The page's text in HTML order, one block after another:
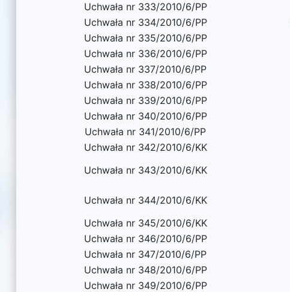
Uchwała nr 333/2010/6/PP
Uchwała nr 334/2010/6/PP
Uchwała nr 335/2010/6/PP
Uchwała nr 336/2010/6/PP
Uchwała nr 337/2010/6/PP
Uchwała nr 338/2010/6/PP
Uchwała nr 339/2010/6/PP
Uchwała nr 340/2010/6/PP
Uchwała nr 341/2010/6/PP
Uchwała nr 342/2010/6/KK
Uchwała nr 343/2010/6/KK
Uchwała nr 344/2010/6/KK
Uchwała nr 345/2010/6/KK
Uchwała nr 346/2010/6/PP
Uchwała nr 347/2010/6/PP
Uchwała nr 348/2010/6/PP
Uchwała nr 349/2010/6/PP